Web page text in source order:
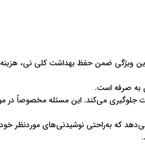
این ویژگی ضمن حفظ بهداشت کلی نی،
به صرفه است.
جلوگیری می‌کند. این مسئله مخصوصاً در
که به‌راحتی نوشیدنی‌های موردنظر